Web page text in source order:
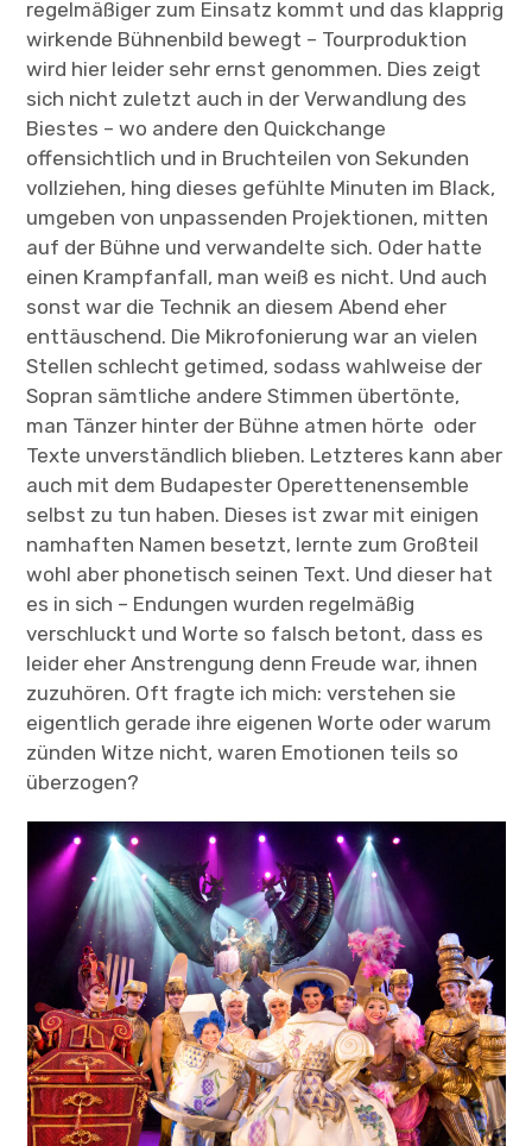
regelmäßiger zum Einsatz kommt und das klapprig
wirkende Bühnenbild bewegt – Tourproduktion
wird hier leider sehr ernst genommen. Dies zeigt
sich nicht zuletzt auch in der Verwandlung des
Biestes – wo andere den Quickchange
offensichtlich und in Bruchteilen von Sekunden
vollziehen, hing dieses gefühlte Minuten im Black,
umgeben von unpassenden Projektionen, mitten
auf der Bühne und verwandelte sich. Oder hatte
einen Krampfanfall, man weiß es nicht. Und auch
sonst war die Technik an diesem Abend eher
enttäuschend. Die Mikrofonierung war an vielen
Stellen schlecht getimed, sodass wahlweise der
Sopran sämtliche andere Stimmen übertönte,
man Tänzer hinter der Bühne atmen hörte oder
Texte unverständlich blieben. Letzteres kann aber
auch mit dem Budapester Operettenensemble
selbst zu tun haben. Dieses ist zwar mit einigen
namhaften Namen besetzt, lernte zum Großteil
wohl aber phonetisch seinen Text. Und dieser hat
es in sich – Endungen wurden regelmäßig
verschluckt und Worte so falsch betont, dass es
leider eher Anstrengung denn Freude war, ihnen
zuzuhören. Oft fragte ich mich: verstehen sie
eigentlich gerade ihre eigenen Worte oder warum
zünden Witze nicht, waren Emotionen teils so
überzogen?